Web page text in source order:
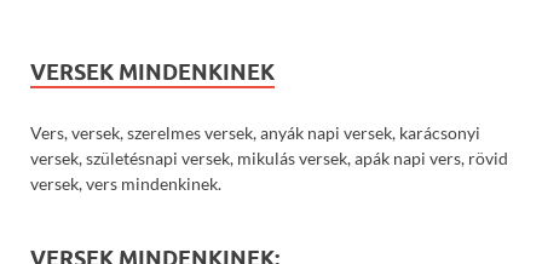
VERSEK MINDENKINEK
Vers, versek, szerelmes versek, anyák napi versek, karácsonyi
versek, születésnapi versek, mikulás versek, apák napi vers, rövid
versek, vers mindenkinek.
VERSEK MINDENKINEK: